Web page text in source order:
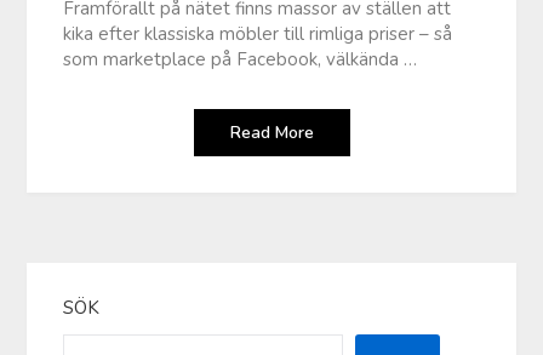
Framförallt på nätet finns massor av ställen att
kika efter klassiska möbler till rimliga priser – så
som marketplace på Facebook, välkända …
Read More
SÖK